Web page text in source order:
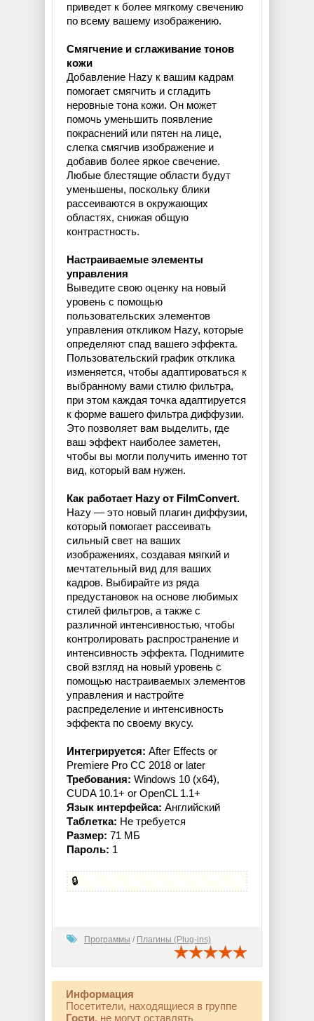
приведет к более мягкому свечению
по всему вашему изображению.
Смягчение и сглаживание тонов
кожи
Добавление Hazy к вашим кадрам
помогает смягчить и сгладить
неровные тона кожи. Он может
помочь уменьшить появление
покраснений или пятен на лице,
слегка смягчив изображение и
добавив более яркое свечение.
Любые блестящие области будут
уменьшены, поскольку блики
рассеиваются в окружающих
областях, снижая общую
контрастность.
Настраиваемые элементы
управления
Выведите свою оценку на новый
уровень с помощью
пользовательских элементов
управления откликом Hazy, которые
определяют спад вашего эффекта.
Пользовательский график отклика
изменяется, чтобы адаптироваться к
выбранному вами стилю фильтра,
при этом каждая точка адаптируется
к форме вашего фильтра диффузии.
Это позволяет вам выделить, где
ваш эффект наиболее заметен,
чтобы вы могли получить именно тот
вид, который вам нужен.
Как работает Hazy от FilmConvert.
Hazy — это новый плагин диффузии,
который помогает рассеивать
сильный свет на ваших
изображениях, создавая мягкий и
мечтательный вид для ваших
кадров. Выбирайте из ряда
предустановок на основе любимых
стилей фильтров, а также с
различной интенсивностью, чтобы
контролировать распространение и
интенсивность эффекта. Поднимите
свой взгляд на новый уровень с
помощью настраиваемых элементов
управления и настройте
распределение и интенсивность
эффекта по своему вкусу.
Интегрируется: After Effects or
Premiere Pro CC 2018 or later
Требования: Windows 10 (x64),
CUDA 10.1+ or OpenCL 1.1+
Язык интерфейса: Английский
Таблетка: Не требуется
Размер: 71 МБ
Пароль: 1
🔒
Программы / Плагины (Plug-ins)
Информация
Посетители, находящиеся в группе
Гости, не могут оставлять